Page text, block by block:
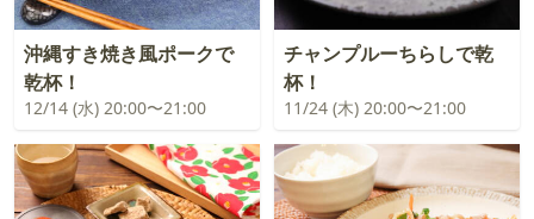
沖縄すき焼き風ポークで
乾杯！
12/14 (水) 20:00〜21:00
チャンプルーちらしで乾
杯！
11/24 (木) 20:00〜21:00